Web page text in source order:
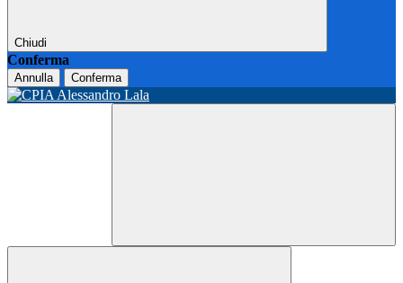
Chiudi
Conferma
Annulla Conferma